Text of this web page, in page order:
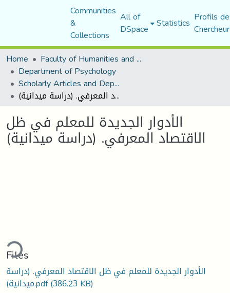
Communities
&
Collections
All of
DSpace Statistics Profils
Home
Faculty of Humanities and Social Sciences
Department of Psychology
Scholarly Articles and Department Publications
الأدوار الجديدة للمعلم في ظل الاقتصاد المعرفي. (دراسة ميدانية)
الأدوار الجديدة للمعلم في ظل
الاقتصاد المعرفي. (دراسة ميدانية)
Files
الأدوار الجديدة للمعلم في ظل الاقتصاد المعرفي. (دراسة
ميدانية).pdf(386.23 KB)